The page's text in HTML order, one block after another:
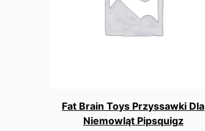
Fat Brain Toys Przyssawki Dla
Niemowląt Pipsquigz